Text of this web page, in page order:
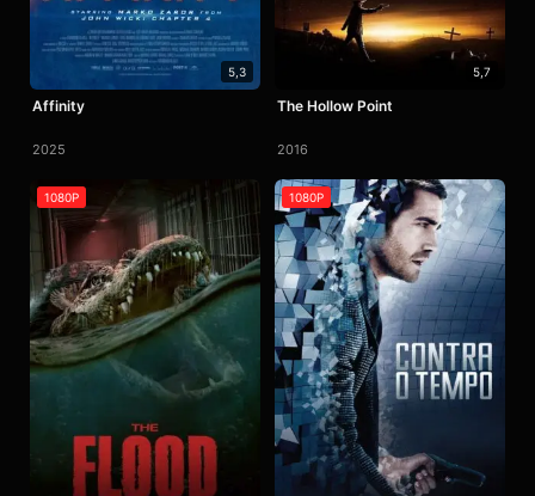
5,3
Affinity
2025
5,7
The Hollow Point
2016
1080P 1080P